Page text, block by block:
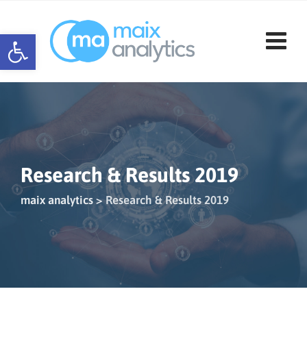
Werkzeugleiste öffnen
content
Research & Results 2019
maix analytics > Research & Results 2019